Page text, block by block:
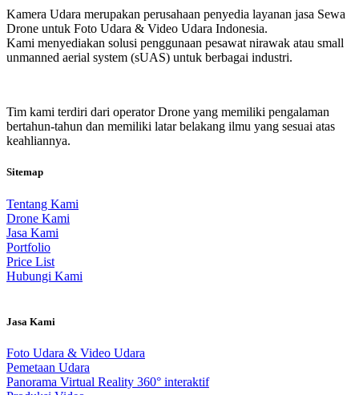
Kamera Udara merupakan perusahaan penyedia layanan jasa Sewa
Drone untuk Foto Udara & Video Udara Indonesia.
Kami menyediakan solusi penggunaan pesawat nirawak atau small
unmanned aerial system (sUAS) untuk berbagai industri.
Tim kami terdiri dari operator Drone yang memiliki pengalaman
bertahun-tahun dan memiliki latar belakang ilmu yang sesuai atas
keahliannya.
Sitemap
Tentang Kami
Drone Kami
Jasa Kami
Portfolio
Price List
Hubungi Kami
Jasa Kami
Foto Udara & Video Udara
Pemetaan Udara
Panorama Virtual Reality 360° interaktif